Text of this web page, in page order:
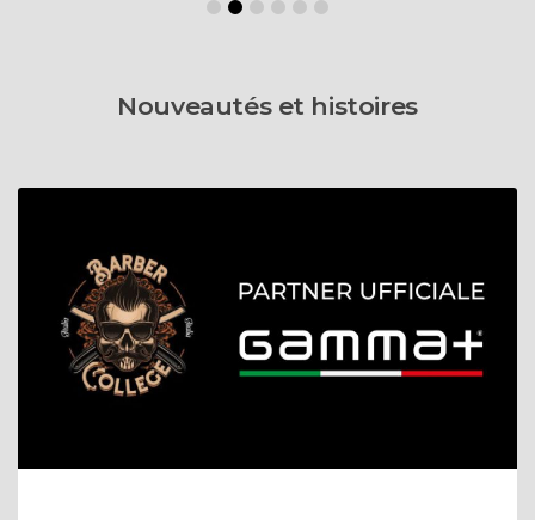
Nouveautés et histoires